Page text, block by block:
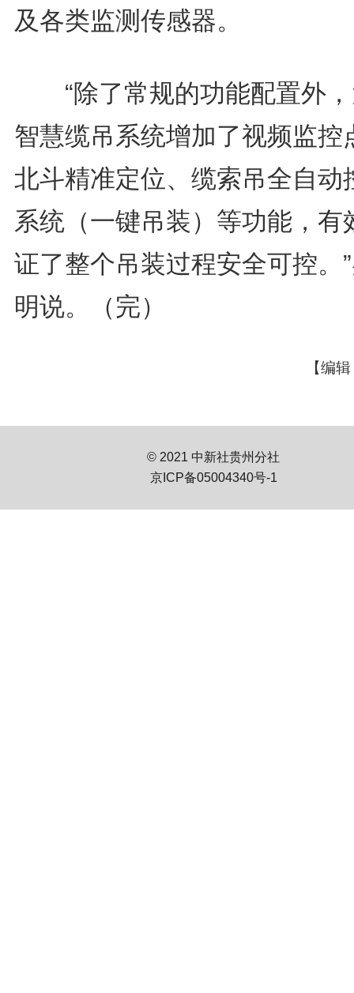
及各类监测传感器。
“除了常规的功能配置外，
智慧缆吊系统增加了视频监控
北斗精准定位、缆索吊全自动
系统（一键吊装）等功能，有
证了整个吊装过程安全可控。
明说。（完）
【编
© 2021 中新社贵州分社
京ICP备05004340号-1